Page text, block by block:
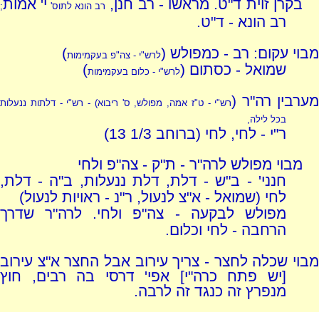
בקרן זוית ד"ט. מראשו - רב חנן, רב הונא לתוס' י' אמות;
רב הונא - ד"ט.
מבוי עקום: רב - כמפולש (לרש"י - צה"פ בעקמימות)
שמואל - כסתום (לרש"י - כלום בעקמימות)
מערבין רה"ר (רש"י - ט"ז אמה, מפולש, ס' ריבוא) - רש"י - דלתות ננעלות
בכל לילה,
ר"י - לחי, לחי (ברוחב 1/3 13)
מבוי מפולש לרה"ר - ת"ק - צה"פ ולחי
חנני' - ב"ש - דלת, דלת ננעלות, ב"ה - דלת,
לחי (שמואל - א"צ לנעול, ר"נ - ראויות לנעול)
מפולש לבקעה - צה"פ ולחי. לרה"ר שדרך
הרחבה - לחי וכלום.
מבוי שכלה לחצר - צריך עירוב אבל החצר א"צ עירוב
[יש פתח כרה"י] אפי' דרסי בה רבים, חוץ
מנפרץ זה כנגד זה לרבה.